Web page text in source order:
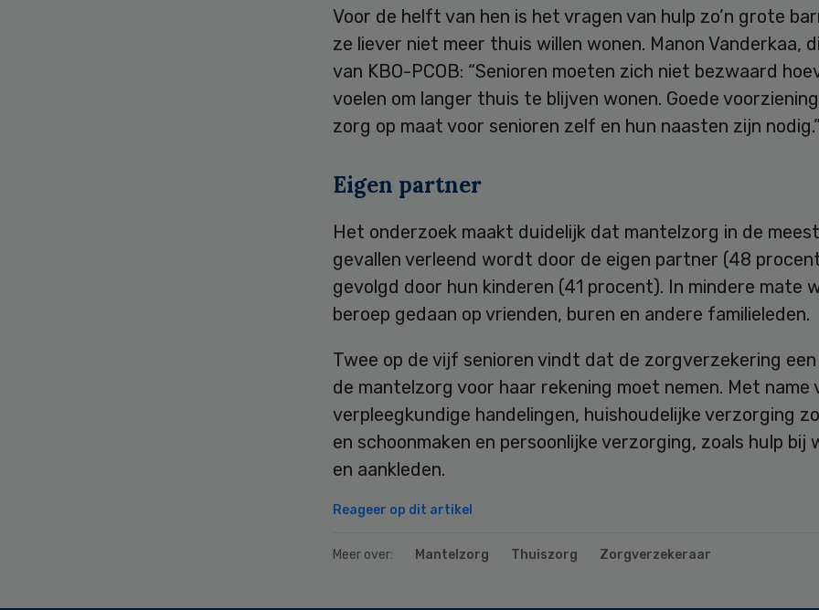
Voor de helft van hen is het vragen van hulp zo’n grote
ze liever niet meer thuis willen wonen. Manon Vanderkaa,
van KBO-PCOB: “Senioren moeten zich niet bezwaard
voelen om langer thuis te blijven wonen. Goede
zorg op maat voor senioren zelf en hun naasten zijn nodig.”
Eigen partner
Het onderzoek maakt duidelijk dat mantelzorg in de
gevallen verleend wordt door de eigen partner (48
gevolgd door hun kinderen (41 procent). In mindere mate
beroep gedaan op vrienden, buren en andere familieleden.
Twee op de vijf senioren vindt dat de zorgverzekering een
de mantelzorg voor haar rekening moet nemen. Met name
verpleegkundige handelingen, huishoudelijke verzorging
en schoonmaken en persoonlijke verzorging, zoals hulp bij
en aankleden.
Reageer op dit artikel
Meer over: Mantelzorg Thuiszorg Zorgverzekeraar